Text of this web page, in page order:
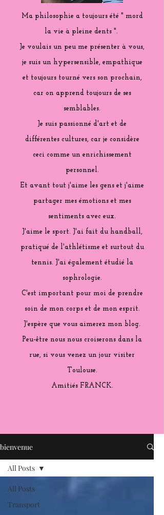
Ma philosophie a toujours été " mord
la vie à pleine dents ".
Je voulais un peu me présenter à vous,
je suis un hypersensible, empathique
et toujours tourné vers son prochain,
car on apprend toujours de ses
semblables.
Je suis passionné d'art et de
différentes cultures, car je considère
ceci comme un enrichissement
personnel.
Et avant tout j'aime les gens et j'aime
partager mes émotions et mes
sentiments avec eux.
J'aime le sport. J'ai fait du handball,
pratiqué de l'athlétisme et surtout du
tennis. J'ai également étudié la
sophrologie.
C'est important pour moi de prendre
soin de mon corps et de mon esprit.
J'espère que vous aimerez mon blog.
Peu-être nous nous croiserons dans la
rue, si vous venez un jour visiter
Toulouse.
Amitiés FRANCK.
bienvenue
All Posts
Transport
All Posts